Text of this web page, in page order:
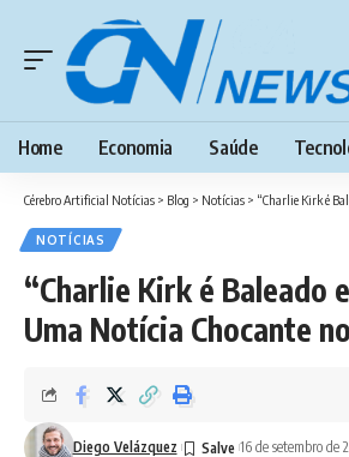
Home Economia Saúde
Cérebro Artificial Notícias > Blog > Notícias > “Charlie Kirk é Baleado
NOTÍCIAS
“Charlie Kirk é Baleado
Uma Notícia Chocante
Diego Velázquez 16 de setembro de